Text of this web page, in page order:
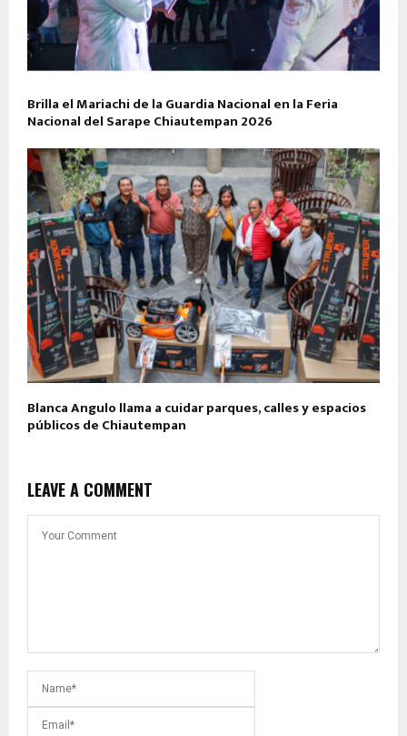
Brilla el Mariachi de la Guardia Nacional en la Feria
Nacional del Sarape Chiautempan 2026
Blanca Angulo llama a cuidar parques, calles y espacios
públicos de Chiautempan
LEAVE A COMMENT